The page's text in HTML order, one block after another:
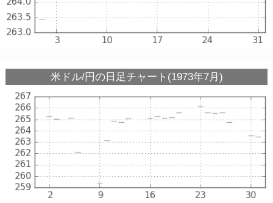
米ドル/円の日足チャート(1973年7月)